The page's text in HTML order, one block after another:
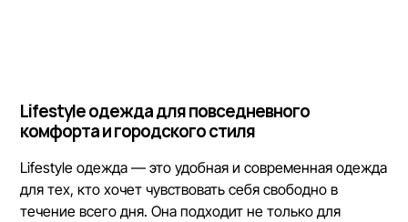
Lifestyle одежда для повседневного
комфорта и городского стиля
Lifestyle одежда — это удобная и современная одежда
для тех, кто хочет чувствовать себя свободно в
течение всего дня. Она подходит не только для